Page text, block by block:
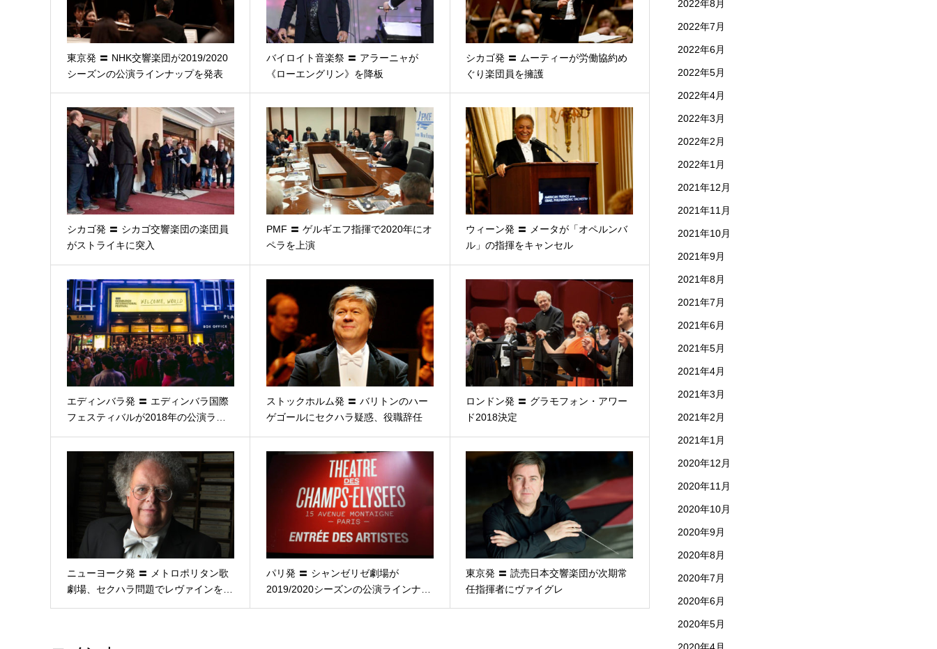
東京発 〓 NHK交響楽団が2019/2020
シーズンの公演ラインナップを発表
バイロイト音楽祭 〓 アラーニャが
《ローエングリン》を降板
シカゴ発 〓 ムーティーが労働協約め
ぐり楽団員を擁護
シカゴ発 〓 シカゴ交響楽団の楽団員
がストライキに突入
PMF 〓 ゲルギエフ指揮で2020年にオ
ペラを上演
ウィーン発 〓 メータが「オペルンバ
ル」の指揮をキャンセル
エディンバラ発 〓 エディンバラ国際
フェスティバルが2018年の公演ラ…
ストックホルム発 〓 バリトンのハー
ゲゴールにセクハラ疑惑、役職辞任
ロンドン発 〓 グラモフォン・アワー
ド2018決定
ニューヨーク発 〓 メトロポリタン歌
劇場、セクハラ問題でレヴァインを…
パリ発 〓 シャンゼリゼ劇場が
2019/2020シーズンの公演ラインナ…
東京発 〓 読売日本交響楽団が次期常
任指揮者にヴァイグレ
2022年8月
2022年7月
2022年6月
2022年5月
2022年4月
2022年3月
2022年2月
2022年1月
2021年12月
2021年11月
2021年10月
2021年9月
2021年8月
2021年7月
2021年6月
2021年5月
2021年4月
2021年3月
2021年2月
2021年1月
2020年12月
2020年11月
2020年10月
2020年9月
2020年8月
2020年7月
2020年6月
2020年5月